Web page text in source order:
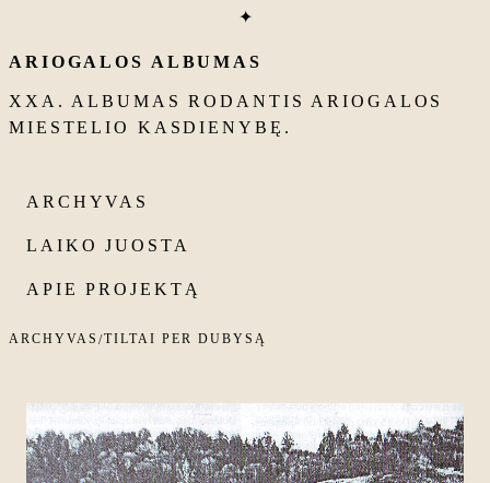
✦
ARIOGALOS ALBUMAS
XXA. ALBUMAS RODANTIS ARIOGALOS
MIESTELIO KASDIENYBĘ.
ARCHYVAS
LAIKO JUOSTA
APIE PROJEKTĄ
ARCHYVAS /TILTAI PER DUBYSĄ